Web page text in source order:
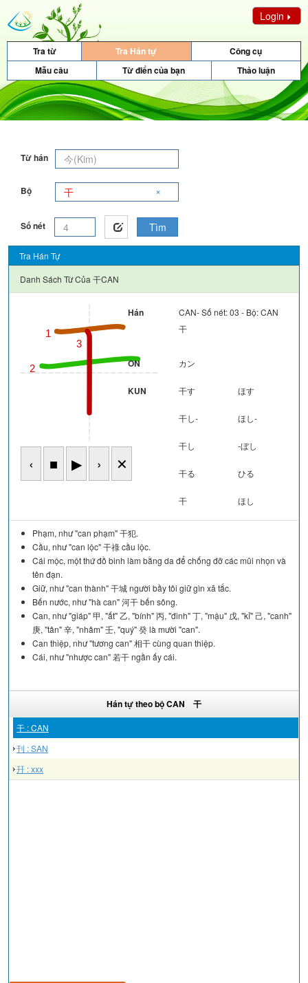
Login
Tra từ Tra Hán tự
Công cụ
Mẫu câu
Từ điển của bạn Thảo luận
Từ hán
Bộ ×
Số nét Tìm
Tra Hán Tự
Danh Sách Từ Của 干CAN
1
2
3
‹ ■ ▶ › ✕
Hán
CAN- Số nét: 03 - Bộ: CAN
干
ON カン
KUN 干す ほす
干し- ほし-
干し -ぼし
干る ひる
干 ほし
Phạm, như "can phạm" 干犯.
Cầu, như "can lộc" 干祿 cầu lộc.
Cái mộc, một thứ đồ binh làm bằng da để chống đỡ các mũi nhọn và
tên đạn.
Giữ, như "can thành" 干城 người bầy tôi giữ gìn xã tắc.
Bến nước, như "hà can" 河干 bến sông.
Can, như "giáp" 甲, "ất" 乙, "bính" 丙, "đinh" 丁, "mậu" 戊, "kỉ" 己, "canh"
庚, "tân" 辛, "nhâm" 壬, "quý" 癸 là mười "can".
Can thiệp, như "tương can" 相干 cùng quan thiệp.
Cái, như "nhược can" 若干 ngần ấy cái.
Hán tự theo bộ CAN 干
干 : CAN
刊 : SAN
幵 : xxx